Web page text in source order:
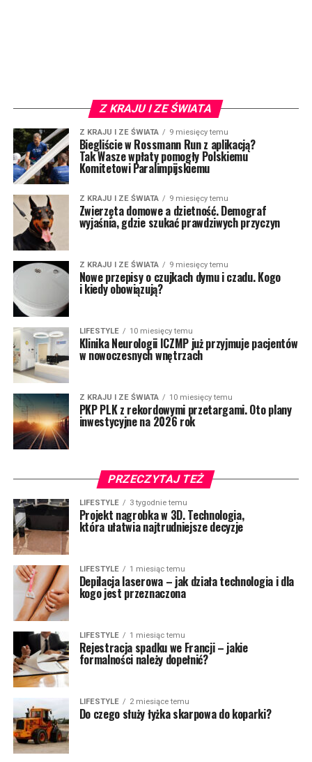
Z KRAJU I ZE ŚWIATA
Z KRAJU I ZE ŚWIATA 9 miesięcy temu
Biegliście w Rossmann Run z aplikacją?
Tak Wasze wpłaty pomogły Polskiemu
Komitetowi Paralimpijskiemu
Z KRAJU I ZE ŚWIATA 9 miesięcy temu
Zwierzęta domowe a dzietność. Demograf
wyjaśnia, gdzie szukać prawdziwych przyczyn
Z KRAJU I ZE ŚWIATA 9 miesięcy temu
Nowe przepisy o czujkach dymu i czadu. Kogo
i kiedy obowiązują?
LIFESTYLE 10 miesięcy temu
Klinika Neurologii ICZMP już przyjmuje pacjentów
w nowoczesnych wnętrzach
Z KRAJU I ZE ŚWIATA 10 miesięcy temu
PKP PLK z rekordowymi przetargami. Oto plany
inwestycyjne na 2026 rok
PRZECZYTAJ TEŻ
LIFESTYLE 3 tygodnie temu
Projekt nagrobka w 3D. Technologia,
która ułatwia najtrudniejsze decyzje
LIFESTYLE 1 miesiąc temu
Depilacja laserowa – jak działa technologia i dla
kogo jest przeznaczona
LIFESTYLE 1 miesiąc temu
Rejestracja spadku we Francji – jakie
formalności należy dopełnić?
LIFESTYLE 2 miesiące temu
Do czego służy łyżka skarpowa do koparki?